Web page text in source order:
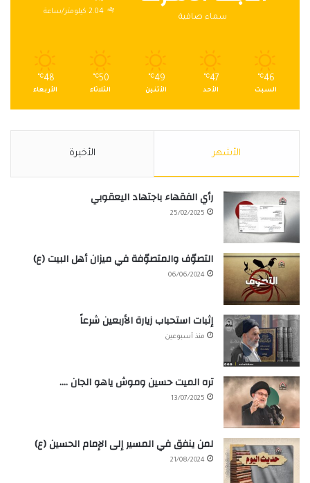
سماء صافية
2.04 كيلومتر/ساعة
46
℃
السبت
47
℃
الأحد
49
℃
الأثنين
50
℃
الثلاثاء
48
℃
الأربعاء
الأشهر الأخيرة
رأي الفقهاء باجتهاد اليعقوبي
25/02/2025
التصوّف والمتصوّفة في ميزان أهل البيت (ع)
06/06/2024
إثبات استحباب زيارة الأربعين شرعاً
منذ أسبوعين
تره الميت حسين وموش ياهو الجان ….
13/07/2025
لمن ينفق في المسير إلى الإمام الحسين (ع)
21/08/2024